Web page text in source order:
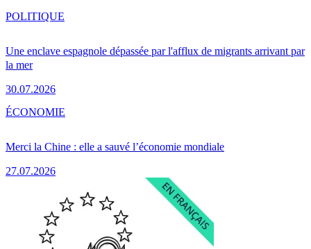
Une enclave espagnole dépassée par l'afflux de migrants arrivant par
la mer
30.07.2026
POLITIQUE
Merci la Chine : elle a sauvé l’économie mondiale
27.07.2026
ÉCONOMIE